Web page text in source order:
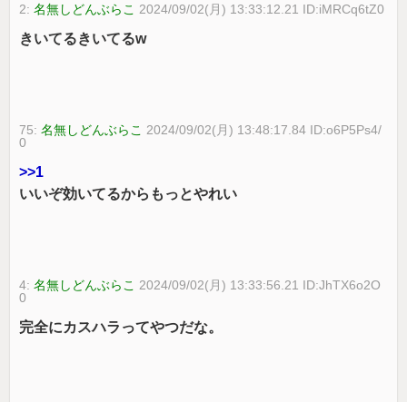
2:名無しどんぶらこ 2024/09/02(月) 13:33:12.21 ID:iMRCq6tZ0
きいてるきいてるw
75:名無しどんぶらこ 2024/09/02(月) 13:48:17.84 ID:o6P5Ps4/
0
>>1
いいぞ効いてるからもっとやれい
4:名無しどんぶらこ 2024/09/02(月) 13:33:56.21 ID:JhTX6o2O
0
完全にカスハラってやつだな。